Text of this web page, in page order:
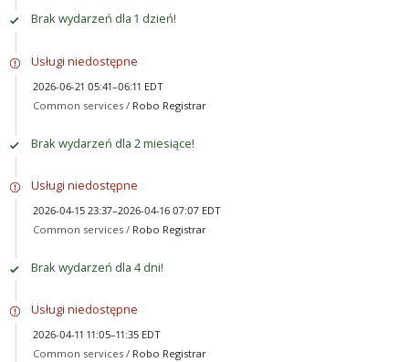
Brak wydarzeń dla 1 dzień!
Usługi niedostępne
2026-06-21 05:41–06:11 EDT
Common services / Robo Registrar
Brak wydarzeń dla 2 miesiące!
Usługi niedostępne
2026-04-15 23:37–2026-04-16 07:07 EDT
Common services / Robo Registrar
Brak wydarzeń dla 4 dni!
Usługi niedostępne
2026-04-11 11:05–11:35 EDT
Common services / Robo Registrar